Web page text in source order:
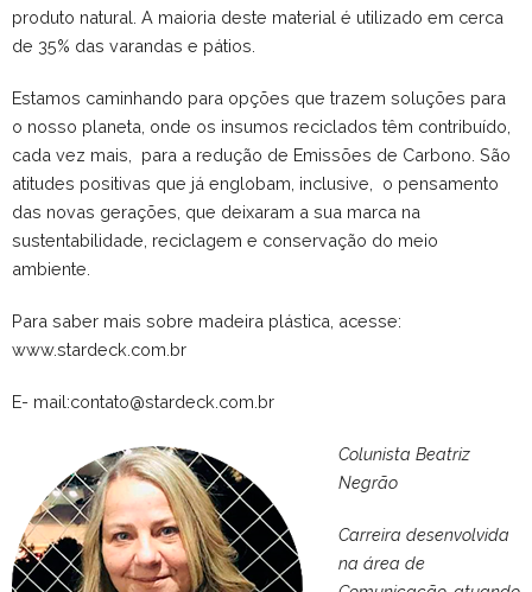
produto natural. A maioria deste material é utilizado em cerca
de 35% das varandas e pátios.
Estamos caminhando para opções que trazem soluções para
o nosso planeta, onde os insumos reciclados têm contribuído,
cada vez mais, para a redução de Emissões de Carbono. São
atitudes positivas que já englobam, inclusive, o pensamento
das novas gerações, que deixaram a sua marca na
sustentabilidade, reciclagem e conservação do meio
ambiente.
Para saber mais sobre madeira plástica, acesse:
www.stardeck.com.br
E- mail:contato@stardeck.com.br
Colunista Beatriz
Negrão
Carreira desenvolvida
na área de